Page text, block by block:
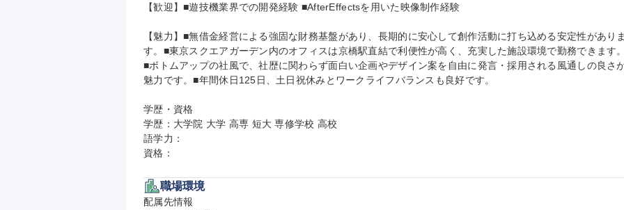
【歓迎】■遊技機業界での開発経験 ■AfterEffectsを用いた映像制作経験
【魅力】■無借金経営による強固な財務基盤があり、長期的に安心して創作活動に打ち込める安定性がありま
す。■東京スクエアガーデン内のオフィスは京橋駅直結で利便性が高く、充実した施設環境で勤務できます。
■ボトムアップの社風で、社歴に関わらず面白い企画やデザイン案を自由に発言・採用される風通しの良さ
魅力です。■年間休日125日、土日祝休みとワークライフバランスも良好です。
学歴・資格
学歴：大学院 大学 高専 短大 専修学校 高校
語学力：
資格：
職場環境
配属先情報